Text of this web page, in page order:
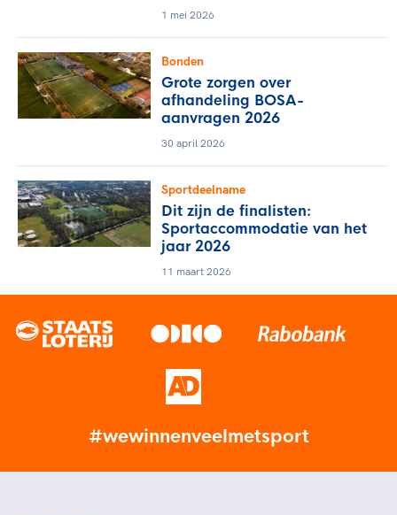
1 mei 2026
Bonden
Grote zorgen over
afhandeling BOSA-
aanvragen 2026
30 april 2026
Sportdeelname
Dit zijn de finalisten:
Sportaccommodatie van het
jaar 2026
11 maart 2026
#wewinnenveelmetsport